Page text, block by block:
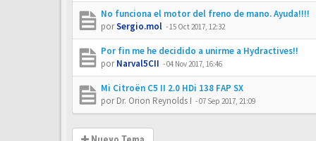
No funciona el motor del freno de mano. Ayuda!!!!
porSergio.mol -15 Oct 2017, 12:32
Por fin me he decidido a unirme a Hydractives!!
porNarval5CII -04 Nov 2017, 16:46
Mi Citroën C5 II 2.0 HDi 138 FAP SX
porDr. Orion Reynolds I -07 Sep 2017, 21:09